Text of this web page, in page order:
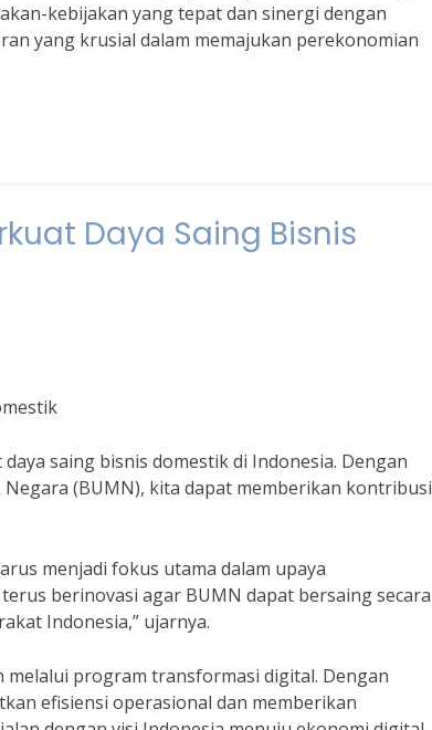
kebijakan yang tepat dan sinergi dengan
yang krusial dalam memajukan perekonomian
Daya Saing Bisnis
saing bisnis domestik di Indonesia. Dengan
(BUMN), kita dapat memberikan kontribusi
menjadi fokus utama dalam upaya
berinovasi agar BUMN dapat bersaing secara
Indonesia,” ujarnya.
melalui program transformasi digital. Dengan
efisiensi operasional dan memberikan